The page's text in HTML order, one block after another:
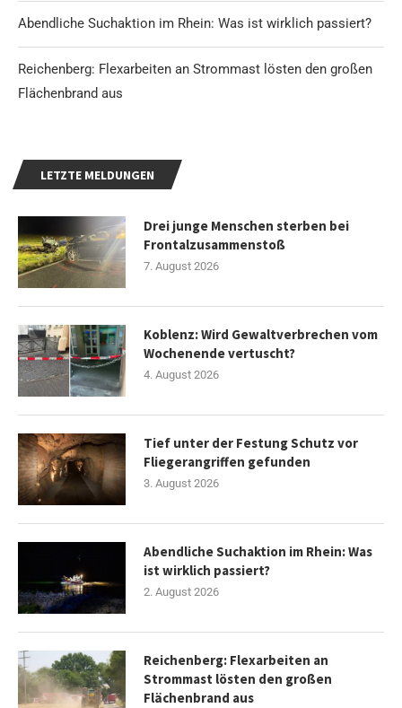
Abendliche Suchaktion im Rhein: Was ist wirklich passiert?
Reichenberg: Flexarbeiten an Strommast lösten den großen
Flächenbrand aus
LETZTE MELDUNGEN
Drei junge Menschen sterben bei
Frontalzusammenstoß
7. August 2026
Koblenz: Wird Gewaltverbrechen vom
Wochenende vertuscht?
4. August 2026
Tief unter der Festung Schutz vor
Fliegerangriffen gefunden
3. August 2026
Abendliche Suchaktion im Rhein: Was
ist wirklich passiert?
2. August 2026
Reichenberg: Flexarbeiten an
Strommast lösten den großen
Flächenbrand aus